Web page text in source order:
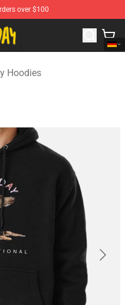
over $100
Merchandise Shop
Hoodies